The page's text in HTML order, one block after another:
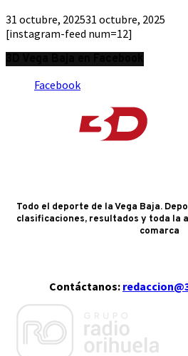
31 octubre, 202531 octubre, 2025
[instagram-feed num=12]
Facebook
Todo el deporte de la Vega Baja.
clasificaciones, resultados y toda la
comarca
Contáctanos: